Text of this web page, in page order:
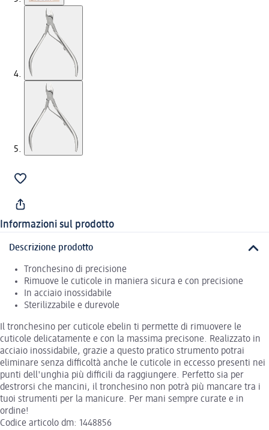
Informazioni sul prodotto
Descrizione prodotto
Tronchesino di precisione
Rimuove le cuticole in maniera sicura e con precisione
In acciaio inossidabile
Sterilizzabile e durevole
Il tronchesino per cuticole ebelin ti permette di rimuovere le
cuticole delicatamente e con la massima precisone. Realizzato in
acciaio inossidabile, grazie a questo pratico strumento potrai
eliminare senza difficoltà anche le cuticole in eccesso presenti nei
punti dell'unghia più difficili da raggiungere. Perfetto sia per
destrorsi che mancini, il tronchesino non potrà più mancare tra i
tuoi strumenti per la manicure. Per mani sempre curate e in
ordine!
Codice articolo dm: 1448856